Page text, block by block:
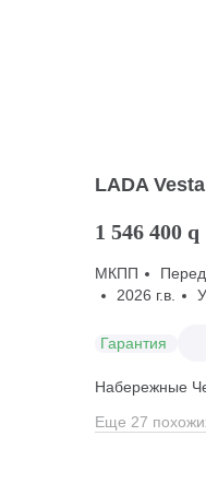
LADA
1 546 400 q
МКПП
2026 г.в.
Гарантия
Набережные
Еще 27